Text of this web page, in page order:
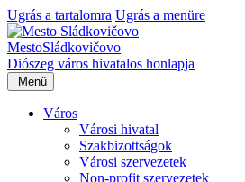
Ugrás a tartalomra Ugrás a menüre
MestoSládkovičovo
Diószeg város hivatalos honlapja
Menü
Város
Városi hivatal
Szakbizottságok
Városi szervezetek
Non-profit szervezetek